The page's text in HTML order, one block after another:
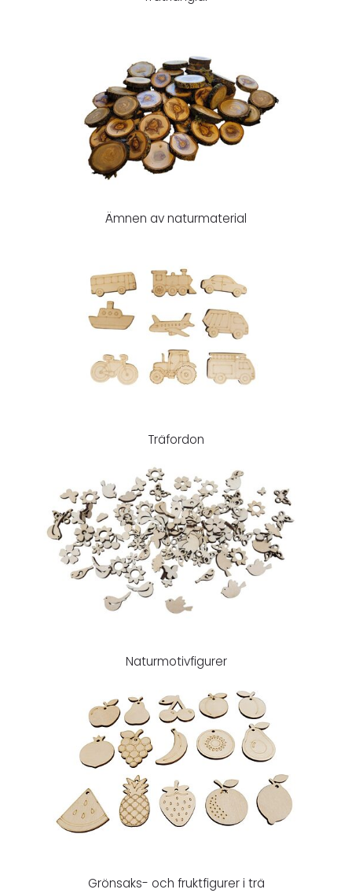
Ämnen av naturmaterial
Träfordon
Naturmotivfigurer
Grönsaks- och fruktfigurer i trä